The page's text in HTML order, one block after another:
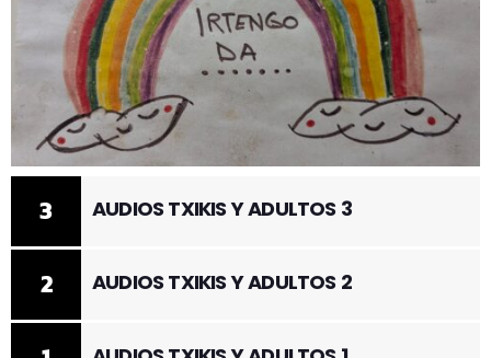
2 AUDIOS TXIKIS Y ADULTOS 2
3 AUDIOS TXIKIS Y ADULTOS 3